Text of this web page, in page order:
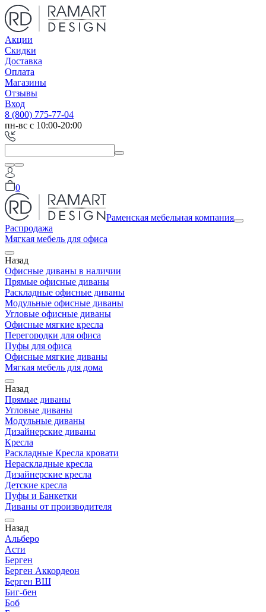
Акции
Скидки
Доставка
Оплата
Магазины
Отзывы
Вход
8 (800) 775-77-04
пн-вс с 10:00-20:00
0
Раменская мебельная компания
Распродажа
Мягкая мебель для офиса
Назад
Офисные диваны в наличии
Прямые офисные диваны
Раскладные офисные диваны
Модульные офисные диваны
Угловые офисные диваны
Офисные мягкие кресла
Перегородки для офиса
Пуфы для офиса
Офисные мягкие диваны
Мягкая мебель для дома
Назад
Прямые диваны
Угловые диваны
Модульные диваны
Дизайнерские диваны
Кресла
Раскладные Кресла кровати
Нераскладные кресла
Дизайнерские кресла
Детские кресла
Пуфы и Банкетки
Диваны от производителя
Назад
Альберо
Асти
Берген
Берген Аккордеон
Берген ВШ
Биг-бен
Боб